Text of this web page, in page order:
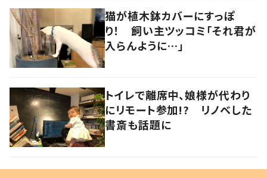
猫が植木鉢カバーにすっぽ
り！ 飼い主ツッコミ「それ君が
入らんように…」
トイレで離席中、娘様が代わり
にリモート参加!? リノベした
書斎も話題に